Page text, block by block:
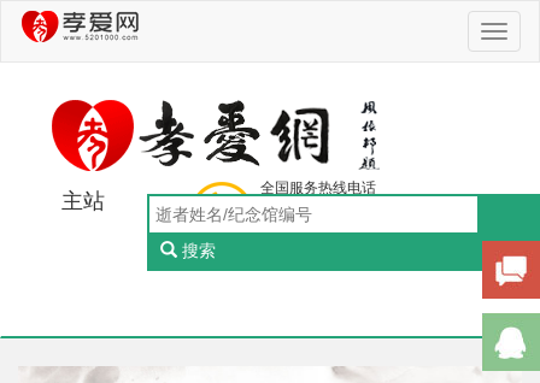
主站
搜索
全国服务热线电话
0756-5505888
工作日：9:00-18:00（周一至周五）